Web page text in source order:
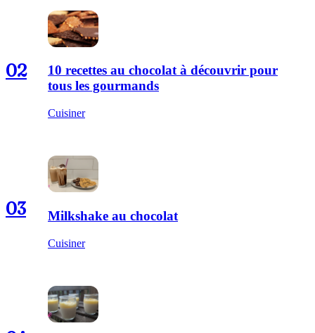
02
10 recettes au chocolat à découvrir pour
tous les gourmands
Cuisiner
03 Milkshake au chocolat
Cuisiner